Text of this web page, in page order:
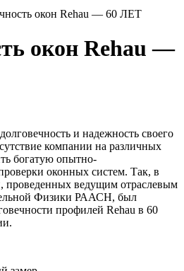
окон Rehau — 60 ЛЕТ
окон Rehau —
и надежность своего
компании на различных
богатую опытно-
оконных систем. Так, в
проведенных ведущим отраслевым
Физики РААСН, был
профилей Rehau в 60